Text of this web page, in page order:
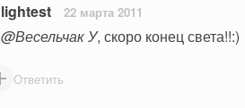
lightest 22 марта 2011
@Весельчак У, скоро конец света!!:)
Ответить